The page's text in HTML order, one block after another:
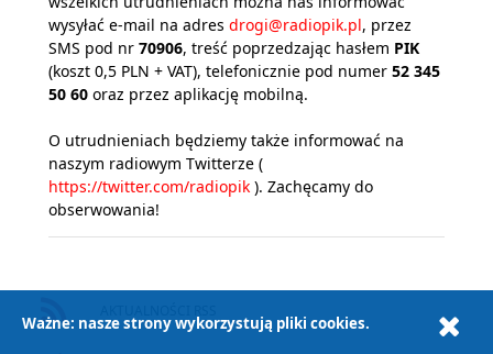
wysyłać e-mail na adres drogi@radiopik.pl, przez
SMS pod nr 70906, treść poprzedzając hasłem PIK
(koszt 0,5 PLN + VAT), telefonicznie pod numer 52 345
50 60 oraz przez aplikację mobilną.
O utrudnieniach będziemy także informować na
naszym radiowym Twitterze (
https://twitter.com/radiopik ). Zachęcamy do
obserwowania!
Ważne: nasze strony wykorzystują pliki cookies.